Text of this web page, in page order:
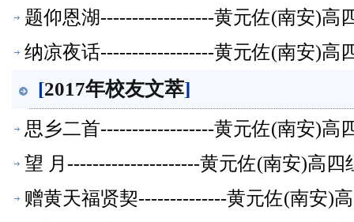
题仰恩湖------------------黄元佐(南安)高
纳凉夜话------------------黄元佐(南安)高
[2017年校友文萃]
思乡二首------------------黄元佐(南安)高
望 月---------------------黄元佐(南安)高
赠黄天福贤契--------------黄元佐(南安)